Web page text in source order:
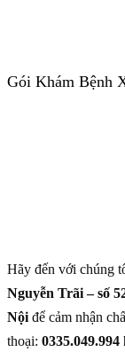
Gói Khám Bệnh
Hãy đến với chúng
Nguyễn Trãi – số
Nội để cảm nhận
thoại: